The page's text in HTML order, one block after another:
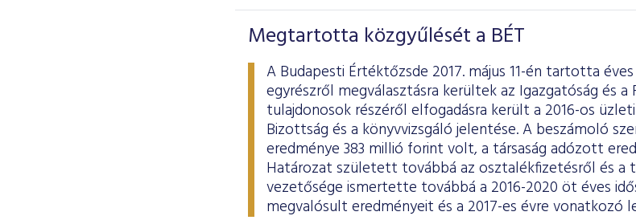
Megtartotta közgyűlését a BÉT
A Budapesti Értéktőzsde 2017. május 11-én tartotta
egyrészről megválasztásra kerültek az Igazgatóság és
tulajdonosok részéről elfogadásra került a 2016-os
Bizottság és a könyvvizsgáló jelentése. A beszámoló
eredménye 383 millió forint volt, a társaság adózott
Határozat született továbbá az osztalékfizetésről és a
vezetősége ismertette továbbá a 2016-2020 öt éves
megvalósult eredményeit és a 2017-es évre